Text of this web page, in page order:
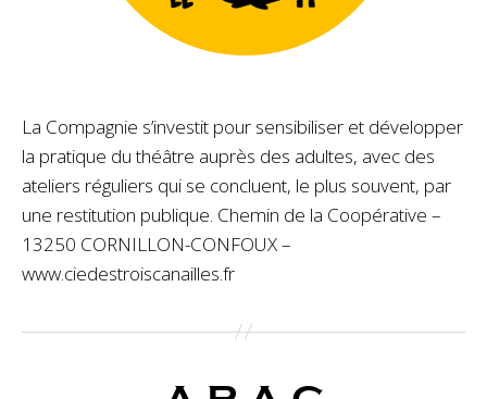
La Compagnie s’investit pour sensibiliser et développer
la pratique du théâtre auprès des adultes, avec des
ateliers réguliers qui se concluent, le plus souvent, par
une restitution publique. Chemin de la Coopérative –
13250 CORNILLON-CONFOUX –
www.ciedestroiscanailles.fr